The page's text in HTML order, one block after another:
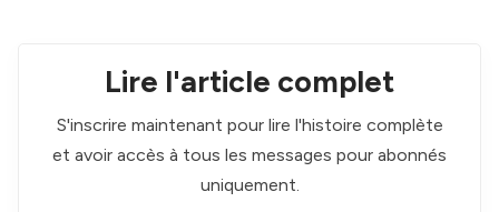
Lire l'article complet
S'inscrire maintenant pour lire l'histoire complète
et avoir accès à tous les messages pour abonnés
uniquement.